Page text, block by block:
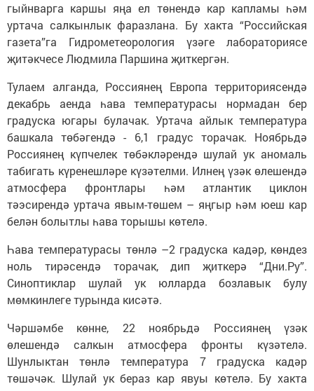
гыйнварга каршы яңа ел төнендә кар капламы һәм
уртача салкынлык фаразлана. Бу хакта “Российская
газета”га Гидрометеорология үзәге лабораториясе
җитәкчесе Людмила Паршина җиткергән.
Тулаем алганда, Россиянең Европа территориясендә
декабрь аенда һава температурасы нормадан бер
градуска югары булачак. Уртача айлык температура
башкала төбәгендә - 6,1 градус торачак. Ноябрьдә
Россиянең күпчелек төбәкләрендә шулай ук аномаль
табигать күренешләре күзәтелми. Илнең үзәк өлешендә
атмосфера фронтлары һәм атлантик циклон
тәэсирендә уртача явым-төшем – яңгыр һәм юеш кар
белән болытлы һава торышы көтелә.
Һава температурасы төнлә –2 градуска кадәр, көндез
ноль тирәсендә торачак, дип җиткерә “Дни.Ру”.
Синоптиклар шулай ук юлларда бозлавык булу
мөмкинлеге турында кисәтә.
Чәршәмбе көнне, 22 ноябрьдә Россиянең үзәк
өлешендә салкын атмосфера фронты күзәтелә.
Шунлыктан төнлә температура 7 градуска кадәр
төшәчәк. Шулай ук бераз кар явуы көтелә. Бу хакта